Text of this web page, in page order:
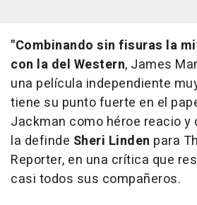
"Combinando sin fisuras la
con la del Western, James
una película independiente
tiene su punto fuerte en el
Jackman como héroe reacio y
la definde Sheri Linden para
Reporter, en una crítica que
casi todos sus compañeros.